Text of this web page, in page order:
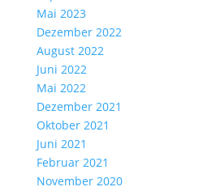
Mai 2023
Dezember 2022
August 2022
Juni 2022
Mai 2022
Dezember 2021
Oktober 2021
Juni 2021
Februar 2021
November 2020